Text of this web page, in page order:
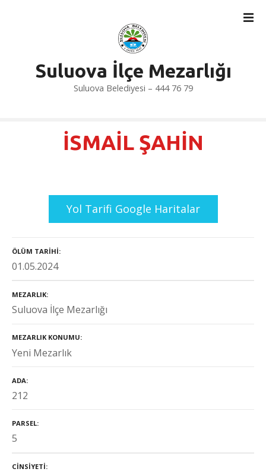
Suluova İlçe Mezarlığı
Suluova Belediyesi – 444 76 79
İSMAİL ŞAHİN
Yol Tarifi Google Haritalar
ÖLÜM TARIHI
01.05.2024
MEZARLIK
Suluova İlçe Mezarlığı
MEZARLIK KONUMU
Yeni Mezarlık
ADA
212
PARSEL
5
CINSIYETI